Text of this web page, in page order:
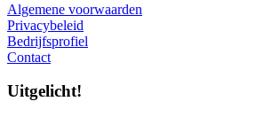
Algemene voorwaarden
Privacybeleid
Bedrijfsprofiel
Contact
Uitgelicht!